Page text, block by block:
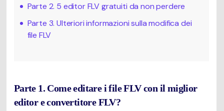
Parte 2. 5 editor FLV gratuiti da non perdere
Parte 3. Ulteriori informazioni sulla modifica dei
file FLV
Parte 1. Come editare i file FLV con il miglior
editor e convertitore FLV?